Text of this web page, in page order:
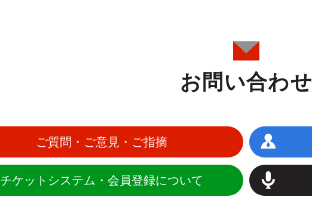
お問い合わせ
ご質問・ご意見・ご指摘
チケットシステム・会員登録について